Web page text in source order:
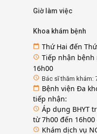
Giờ làm việc
Khoa khám bệnh
calendar_today Thứ Hai đến
access_time Tiếp nhận bệnh
16h00
access_time Bác sĩ thăm khám:
calendar_today Bệnh viện Đa
tiếp nhận:
access_time Áp dụng BHYT
từ 7h00 đến
access_time Khám dịch vụ